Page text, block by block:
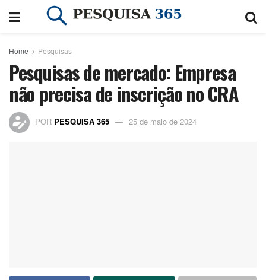
Home Pesquisas
Pesquisas de mercado: Empresa
não precisa de inscrição no CRA
POR PESQUISA 365 25 de maio de 2024